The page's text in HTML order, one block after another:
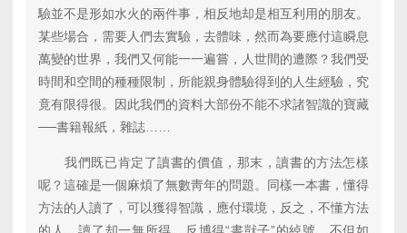
驗並不是形如水火的兩件事，相反地却是相互利用的朋友。
某些場合，需要人們去實驗，去體味，然而為要應付這瞬息
萬變的世界，我們又何能一一遍嘗，人世間的遭際？我們受
時間和空間的種種限制，所能親身體驗得到的人生經驗，究
竟有限得很。因此我們的資料大部份不能不求諸智識的寶藏
──書籍報紙，雜誌……
我們既已肯定了讀書的價值，那末，讀書的方法怎樣
呢？這確是一個麻煩了無數靑年的問題。同樣一本書，懂得
方法的人讀了，可以獲得智識，應付環境，反之，不懂方法